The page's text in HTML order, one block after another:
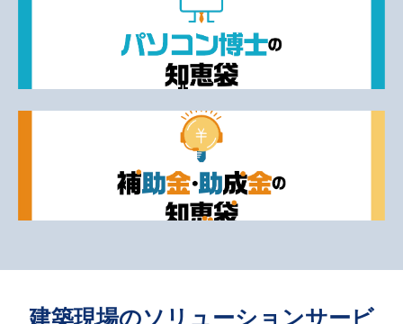
建築現場のソリューションサービ